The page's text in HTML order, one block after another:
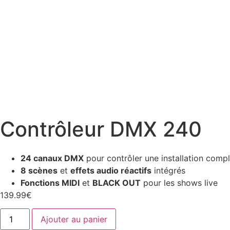
Contrôleur DMX 240
24 canaux DMX pour contrôler une installation
8 scènes et effets audio réactifs intégrés
Fonctions MIDI et BLACK OUT pour les shows live
139.99€
Ajouter au panier